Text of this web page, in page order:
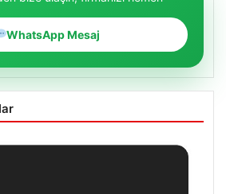
WhatsApp Mesaj